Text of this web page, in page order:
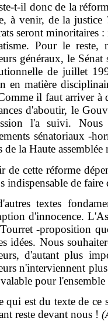
t-il donc de la
à venir, de la justice
seront minoritaires :
Pour le
généraux, le
de juillet
en matière
il faut arriver à
d'aboutir, le
l'a suivi.
sénatoriaux -
de la Haute
de cette réforme
indispensable de
textes
d'innocence.
-proposition
idées. Nous
d'autant plus
n'interviennent
pour
qui est du texte de ce
reste devant nous !